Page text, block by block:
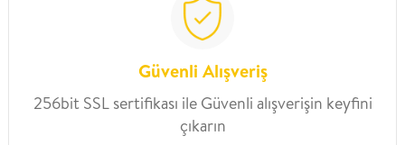
Güvenli Alışveriş
256bit SSL sertifikası ile Güvenli alışverişin keyfini
çıkarın